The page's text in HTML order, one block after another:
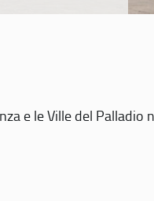
e le Ville del